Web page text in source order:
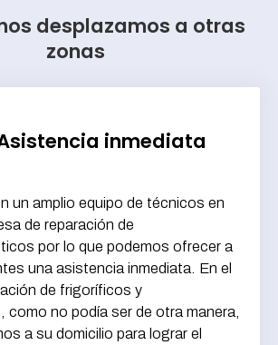
desplazamos a otras
zonas
inmediata
un amplio equipo de técnicos en
de reparación de
por lo que podemos ofrecer a
una asistencia inmediata. En el
de frigoríficos y
como no podía ser de otra manera,
a su domicilio para lograr el